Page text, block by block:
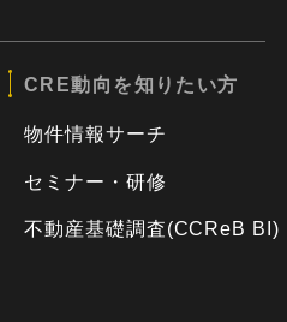
CRE動向を知りたい方
物件情報サーチ
セミナー・研修
不動産基礎調査(CCReB BI)